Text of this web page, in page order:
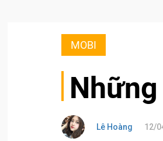
MOBI
Lê Hoàng 12/